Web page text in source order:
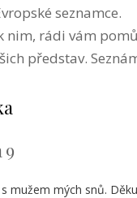
seznamce.
nim, rádi vám
představ.
9
mužem mých snů.